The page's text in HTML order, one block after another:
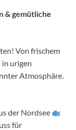
& gemütliche
Von frischem
in urigen
Atmosphäre.
der Nordsee
für